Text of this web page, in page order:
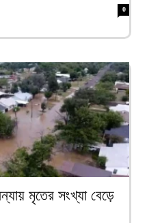
0
মৃতের সংখ্যা বেড়ে